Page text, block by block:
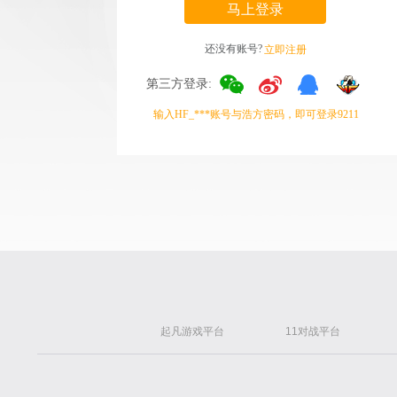
马上登录
还没有账号?立即注册
第三方登录:
输入HF_***账号与浩方密码，即可登录9211
起凡游戏平台 11对战平台